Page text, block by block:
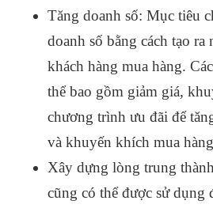
Tăng doanh số: Mục tiêu
doanh số bằng cách tạo ra
khách hàng mua hàng.
thể bao gồm giảm giá,
chương trình ưu đãi để
và khuyến khích mua
Xây dựng lòng trung
cũng có thể được sử dụng